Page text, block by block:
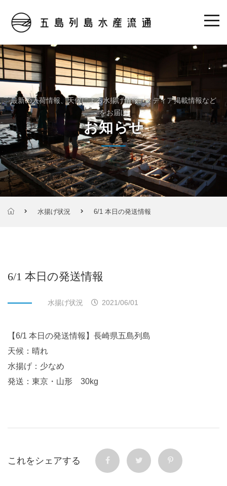
最新の入荷情報、天候による水揚げ情報、メディア掲載情報など
をお届け
お知らせ
水揚げ状況 6/1 本日の発送情報
6/1 本日の発送情報
水揚げ状況 2021/06/01
【6/1 本日の発送情報】長崎県五島列島
天候：晴れ
水揚げ：少なめ
発送：東京・山形 30kg
これをシェアする